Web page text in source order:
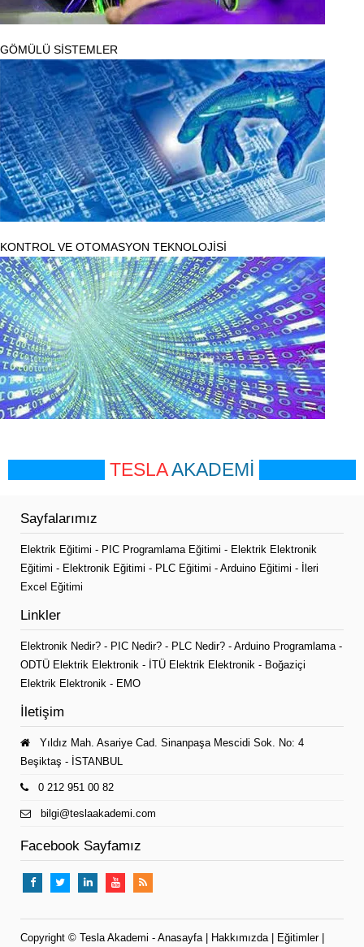
GÖMÜLÜ SİSTEMLER
KONTROL VE OTOMASYON TEKNOLOJİSİ
TESLAAKADEMİ
Sayfalarımız
Elektrik Eğitimi - PIC Programlama Eğitimi - Elektrik Elektronik
Eğitimi - Elektronik Eğitimi - PLC Eğitimi - Arduino Eğitimi -
İleri
Excel Eğitimi
Linkler
Elektronik Nedir? - PIC Nedir? - PLC Nedir? - Arduino Programlama-
ODTÜ Elektrik Elektronik - İTÜ Elektrik Elektronik - Boğaziçi
Elektrik Elektronik - EMO
İletişim
Yıldız Mah. Asariye Cad. Sinanpaşa Mescidi Sok. No: 4
Beşiktaş - İSTANBUL
0 212 951 00 82
bilgi@teslaakademi.com
Facebook Sayfamız
Copyright © Tesla Akademi - Anasayfa| Hakkımızda| Eğitimler|